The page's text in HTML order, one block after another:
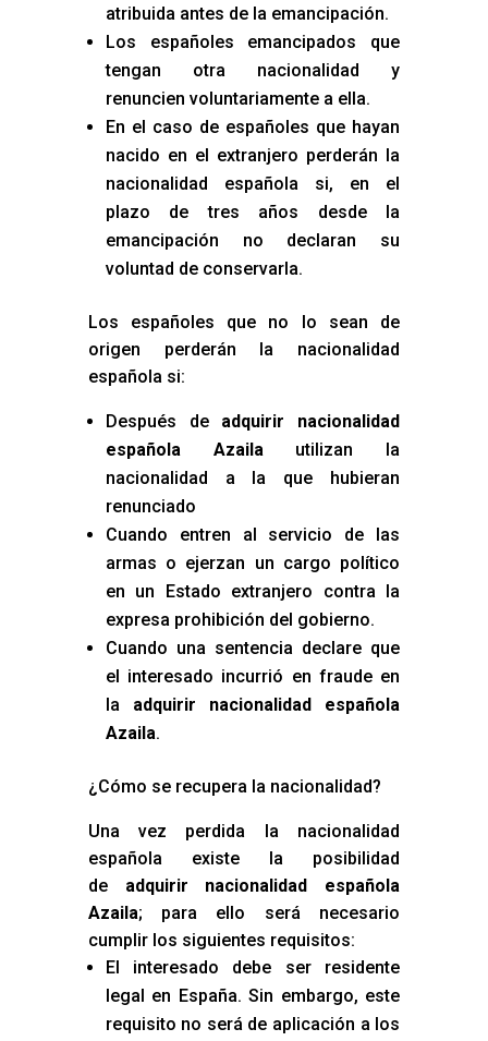
atribuida antes de la emancipación.
Los españoles emancipados que
tengan otra nacionalidad y
renuncien voluntariamente a ella.
En el caso de españoles que hayan
nacido en el extranjero perderán la
nacionalidad española si, en el
plazo de tres años desde la
emancipación no declaran su
voluntad de conservarla.
Los españoles que no lo sean de
origen perderán la nacionalidad
española si:
Después de adquirir nacionalidad
española Azailautilizan la
nacionalidad a la que hubieran
renunciado
Cuando entren al servicio de las
armas o ejerzan un cargo político
en un Estado extranjero contra la
expresa prohibición del gobierno.
Cuando una sentencia declare que
el interesado incurrió en fraude en
la adquirir nacionalidad española
Azaila.
¿Cómo se recupera la nacionalidad?
Una vez perdida la nacionalidad
española existe la posibilidad
de adquirir nacionalidad española
Azaila; para ello será necesario
cumplir los siguientes requisitos:
El interesado debe ser residente
legal en España. Sin embargo, este
requisito no será de aplicación a los